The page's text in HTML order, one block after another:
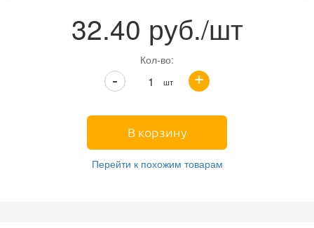
32.40 руб./шт
Кол-во:
шт +
-
В корзину
Перейти к похожим товарам